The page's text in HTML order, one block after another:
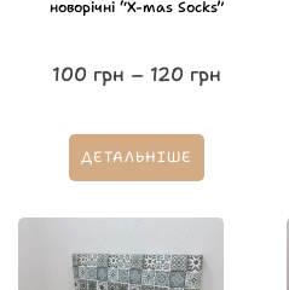
новорічні “X-mas Socks”
100 грн – 120 грн
ДЕТАЛЬНІШЕ